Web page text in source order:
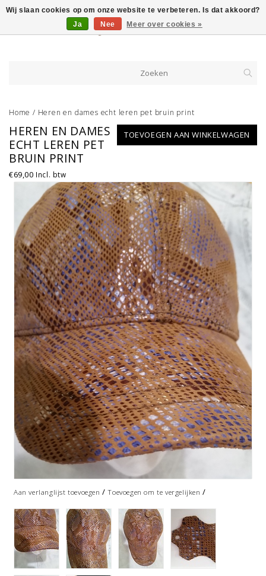
Home / Heren en dames echt leren pet bruin print
TOEVOEGEN AAN WINKELWAGEN
HEREN EN DAMES
ECHT LEREN PET
BRUIN PRINT
€69,00 Incl. btw
Aan verlanglijst toevoegen /Toevoegen om te vergelijken /
Wij slaan cookies op om onze website te verbeteren. Is dat akkoord?
Ja
Nee Meer over cookies »